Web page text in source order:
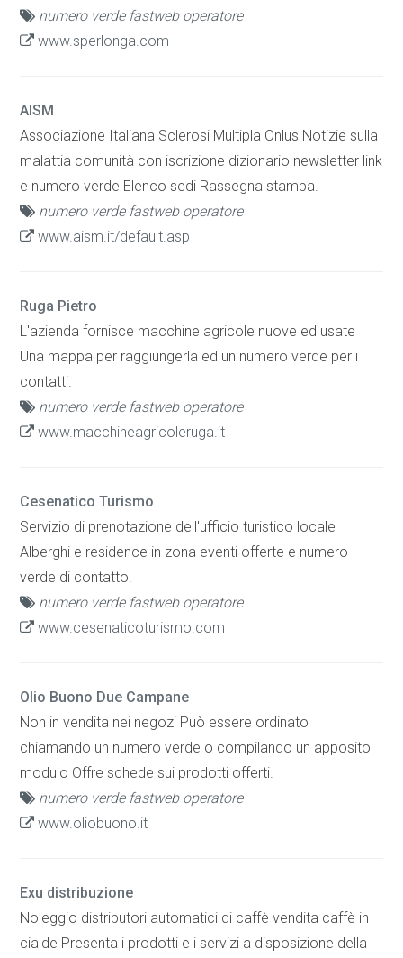
numero verde fastweb operatore
www.sperlonga.com
AISM
Associazione Italiana Sclerosi Multipla Onlus Notizie sulla
malattia comunità con iscrizione dizionario newsletter link
e numero verde Elenco sedi Rassegna stampa.
numero verde fastweb operatore
www.aism.it/default.asp
Ruga Pietro
L'azienda fornisce macchine agricole nuove ed usate
Una mappa per raggiungerla ed un numero verde per i
contatti.
numero verde fastweb operatore
www.macchineagricoleruga.it
Cesenatico Turismo
Servizio di prenotazione dell'ufficio turistico locale
Alberghi e residence in zona eventi offerte e numero
verde di contatto.
numero verde fastweb operatore
www.cesenaticoturismo.com
Olio Buono Due Campane
Non in vendita nei negozi Può essere ordinato
chiamando un numero verde o compilando un apposito
modulo Offre schede sui prodotti offerti.
numero verde fastweb operatore
www.oliobuono.it
Exu distribuzione
Noleggio distributori automatici di caffè vendita caffè in
cialde Presenta i prodotti e i servizi a disposizione della